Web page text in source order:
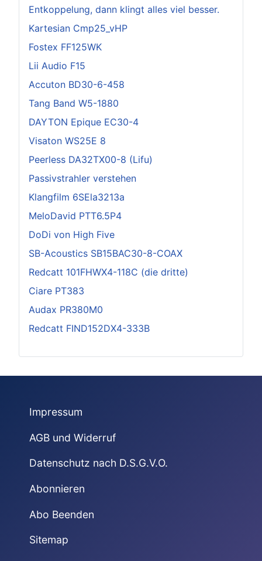
Entkoppelung, dann klingt alles viel besser.
Kartesian Cmp25_vHP
Fostex FF125WK
Lii Audio F15
Accuton BD30-6-458
Tang Band W5-1880
DAYTON Epique EC30-4
Visaton WS25E 8
Peerless DA32TX00-8 (Lifu)
Passivstrahler verstehen
Klangfilm 6SEla3213a
MeloDavid PTT6.5P4
DoDi von High Five
SB-Acoustics SB15BAC30-8-COAX
Redcatt 101FHWX4-118C (die dritte)
Ciare PT383
Audax PR380M0
Redcatt FIND152DX4-333B
Impressum
AGB und Widerruf
Datenschutz nach D.S.G.V.O.
Abonnieren
Abo Beenden
Sitemap